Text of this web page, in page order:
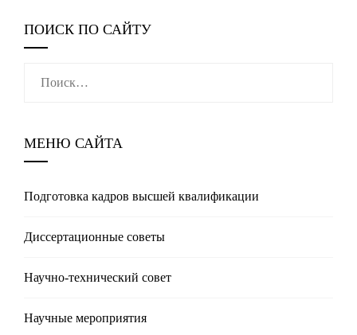
ПОИСК ПО САЙТУ
МЕНЮ САЙТА
Подготовка кадров высшей квалификации
Диссертационные советы
Научно-технический совет
Научные мероприятия